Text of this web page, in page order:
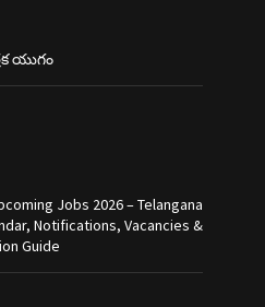
యుగం
Jobs 2026 – Telangana
Notifications, Vacancies &
Guide